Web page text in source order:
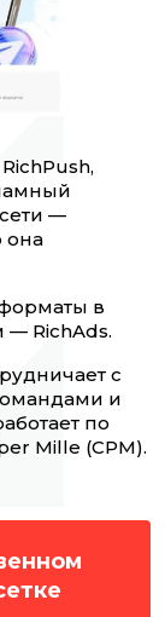
—
она
в
RichAds.
с
и
по
Mille (CPM).